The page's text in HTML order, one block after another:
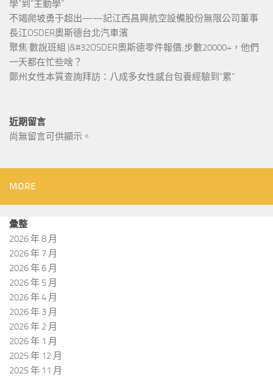
學”到“主動學”
不竭爬坡勇于超出——記江西昌興航空設備股份無限公司董事
長江OSDER奧斯德台北汽車濱
聚焦·數說班組 |&#32OSDER奧斯德零件報價;步數20000+，他們
一天都在忙些啥？
鄭州女性本質查詢拜訪：八成多女性感台包養經驗到”累”
近期留言
尚無留言可供顯示。
MORE
彙整
2026 年 8 月
2026 年 7 月
2026 年 6 月
2026 年 5 月
2026 年 4 月
2026 年 3 月
2026 年 2 月
2026 年 1 月
2025 年 12 月
2025 年 11 月